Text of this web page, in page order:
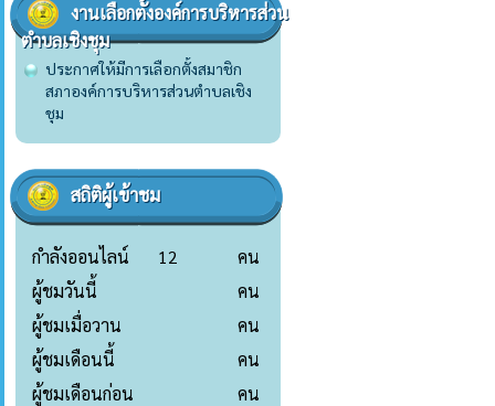
งานเลือกตั้งองค์การบริหารส่วน
ตำบลเชิงชุม
ประกาศให้มีการเลือกตั้งสมาชิก
สภาองค์การบริหารส่วนตำบลเชิง
ชุม
สถิติผู้เข้าชม
กำลังออนไลน์ 12
คน
ผู้ชมวันนี้
คน
ผู้ชมเมื่อวาน
คน
ผู้ชมเดือนนี้
คน
ผู้ชมเดือนก่อน
คน